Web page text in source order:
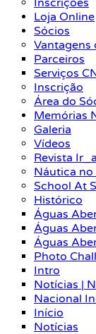
Inscrições
Loja Online
Sócios
Vantagens
Parceiros
Serviços
Inscrição
Área do
Memórias
Galeria
Vídeos
Revista
Náutica no
School At
Histórico
Águas
Águas
Águas
Photo
Intro
Notícias |
Nacional
Início
Notícias